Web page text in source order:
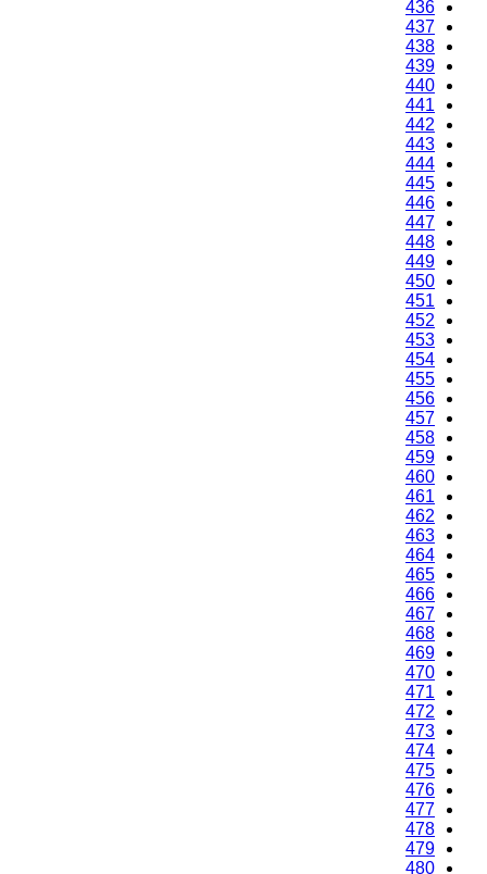
436
437
438
439
440
441
442
443
444
445
446
447
448
449
450
451
452
453
454
455
456
457
458
459
460
461
462
463
464
465
466
467
468
469
470
471
472
473
474
475
476
477
478
479
480